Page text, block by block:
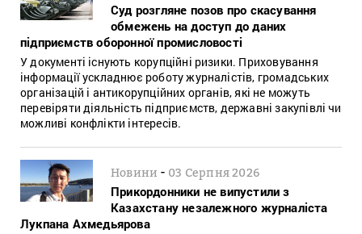
Суд розгляне позов про скасування
обмежень на доступ до даних
підприємств оборонної промисловості
У документі існують корупційні ризики. Приховування
інформації ускладнює роботу журналістів, громадських
організацій і антикорупційних органів, які не можуть
перевіряти діяльність підприємств, державні закупівлі чи
можливі конфлікти інтересів.
Новини - 03 Серпня 2026
Прикордонники не випустили з
Казахстану незалежного журналіста
Лукпана Ахмедьярова